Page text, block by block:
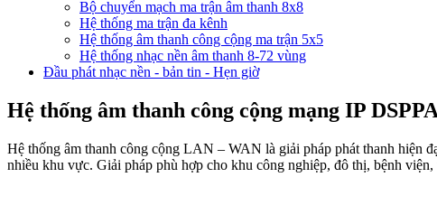
Bộ chuyển mạch ma trận âm thanh 8x8
Hệ thống ma trận đa kênh
Hệ thống âm thanh công cộng ma trận 5x5
Hệ thống nhạc nền âm thanh 8-72 vùng
Đầu phát nhạc nền - bản tin - Hẹn giờ
Hệ thống âm thanh công cộng mạng IP DSPPA
Hệ thống âm thanh công cộng LAN – WAN là giải pháp phát thanh hiện
nhiều khu vực. Giải pháp phù hợp cho khu công nghiệp, đô thị, bệnh